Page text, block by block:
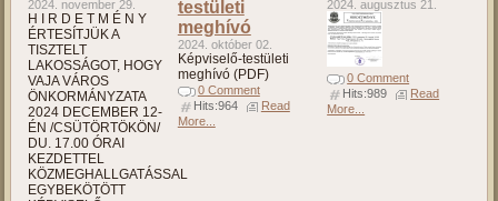
2024. november 29.
H I R D E T M É N Y
ÉRTESÍTJÜK A
TISZTELT
LAKOSSÁGOT, HOGY
VAJA VÁROS
ÖNKORMÁNYZATA
2024 DECEMBER 12-
ÉN /CSÜTÖRTÖKÖN/
DU. 17.00 ÓRAI
KEZDETTEL
KÖZMEGHALLGATÁSSAL
EGYBEKÖTÖTT
testületi
meghívó
2024. október 02.
Képviselő-testületi
meghívó (PDF)
0 Comment
Hits:964
Read
More...
2024. augusztus 21.
0 Comment
Hits:989
Read
More...